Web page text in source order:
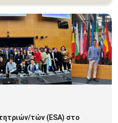
τών (ESA) στο